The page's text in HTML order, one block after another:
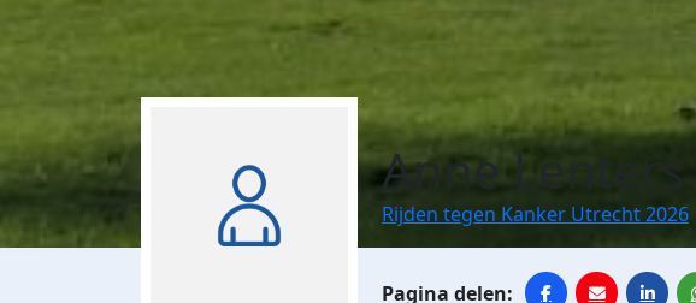
Anne Lenters
Rijden tegen Kanker Utrecht 2026